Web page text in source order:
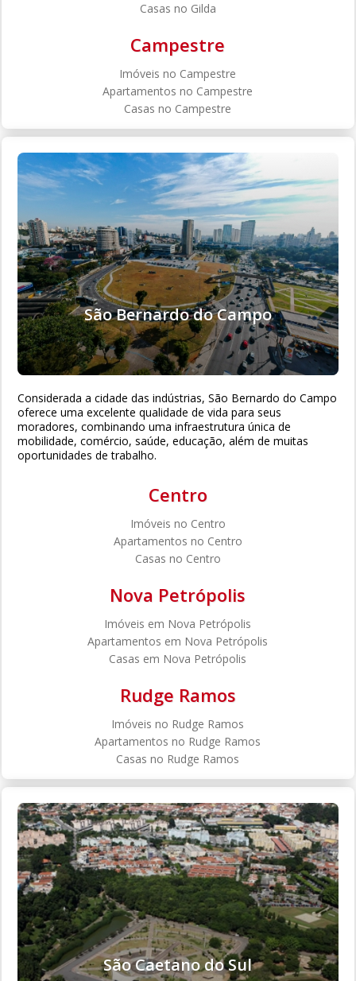
Casas no Gilda
Campestre
Imóveis no Campestre
Apartamentos no Campestre
Casas no Campestre
São Bernardo do Campo
Considerada a cidade das indústrias, São Bernardo do Campo
oferece uma excelente qualidade de vida para seus
moradores, combinando uma infraestrutura única de
mobilidade, comércio, saúde, educação, além de muitas
oportunidades de trabalho.
Centro
Imóveis no Centro
Apartamentos no Centro
Casas no Centro
Nova Petrópolis
Imóveis em Nova Petrópolis
Apartamentos em Nova Petrópolis
Casas em Nova Petrópolis
Rudge Ramos
Imóveis no Rudge Ramos
Apartamentos no Rudge Ramos
Casas no Rudge Ramos
São Caetano do Sul